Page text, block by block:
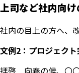
上司など社内向
社内の目上の方へ、
文例2：プロジェク
拝啓 向春の候、〇